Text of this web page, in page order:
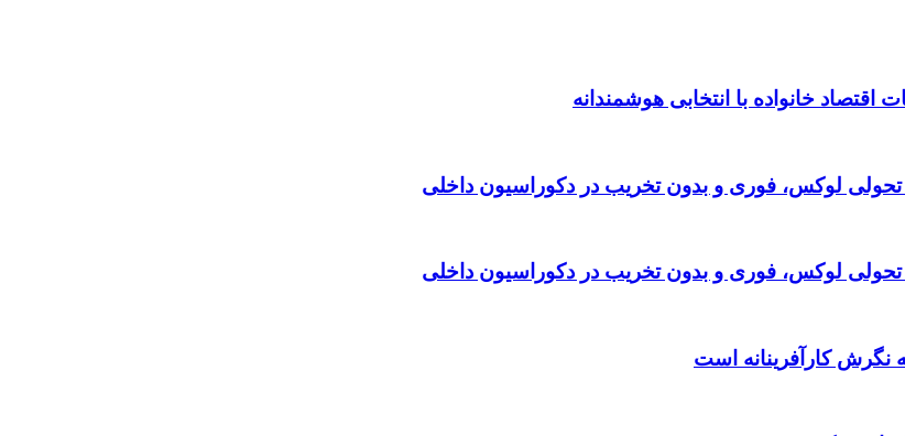
خانواده با انتخابی هوشمندانه
تحولی لوکس، فوری و بدون تخریب در دکوراسیون داخلی
تحولی لوکس، فوری و بدون تخریب در دکوراسیون داخلی
نگرش کارآفرینانه است